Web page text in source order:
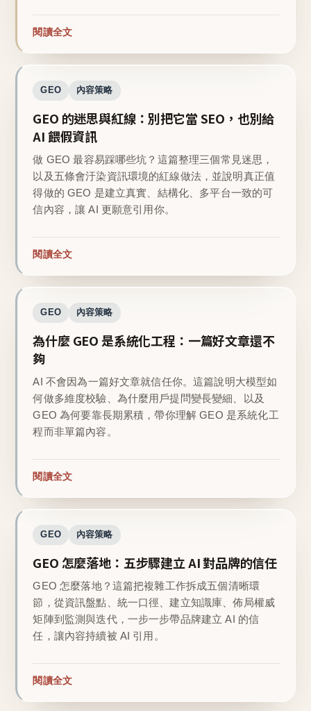
閱讀全文
GEO 內容策略
GEO 的迷思與紅線：別把它當 SEO，也別給
AI 餵假資訊
做 GEO 最容易踩哪些坑？這篇整理三個常見迷思，
以及五條會汙染資訊環境的紅線做法，並說明真正值
得做的 GEO 是建立真實、結構化、多平台一致的可
信內容，讓 AI 更願意引用你。
閱讀全文
GEO 內容策略
為什麼 GEO 是系統化工程：一篇好文章還不
夠
AI 不會因為一篇好文章就信任你。這篇說明大模型如
何做多維度校驗、為什麼用戶提問變長變細、以及
GEO 為何要靠長期累積，帶你理解 GEO 是系統化工
程而非單篇內容。
閱讀全文
GEO 內容策略
GEO 怎麼落地：五步驟建立 AI 對品牌的信任
GEO 怎麼落地？這篇把複雜工作拆成五個清晰環
節，從資訊盤點、統一口徑、建立知識庫、佈局權威
矩陣到監測與迭代，一步一步帶品牌建立 AI 的信
任，讓內容持續被 AI 引用。
閱讀全文